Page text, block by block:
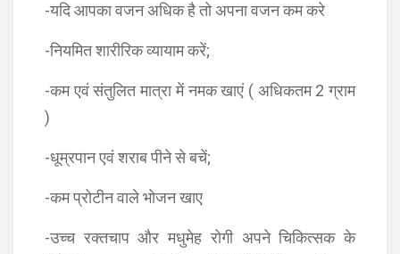
-यदि आपका वजन अधिक है तो अपना वजन कम करे
-नियमित शारीरिक व्यायाम करें;
-कम एवं संतुलित मात्रा में नमक खाएं ( अधिकतम 2 ग्राम
)
-धूम्रपान एवं शराब पीने से बचें;
-कम प्रोटीन वाले भोजन खाए
-उच्च रक्तचाप और मधुमेह रोगी अपने चिकित्सक के